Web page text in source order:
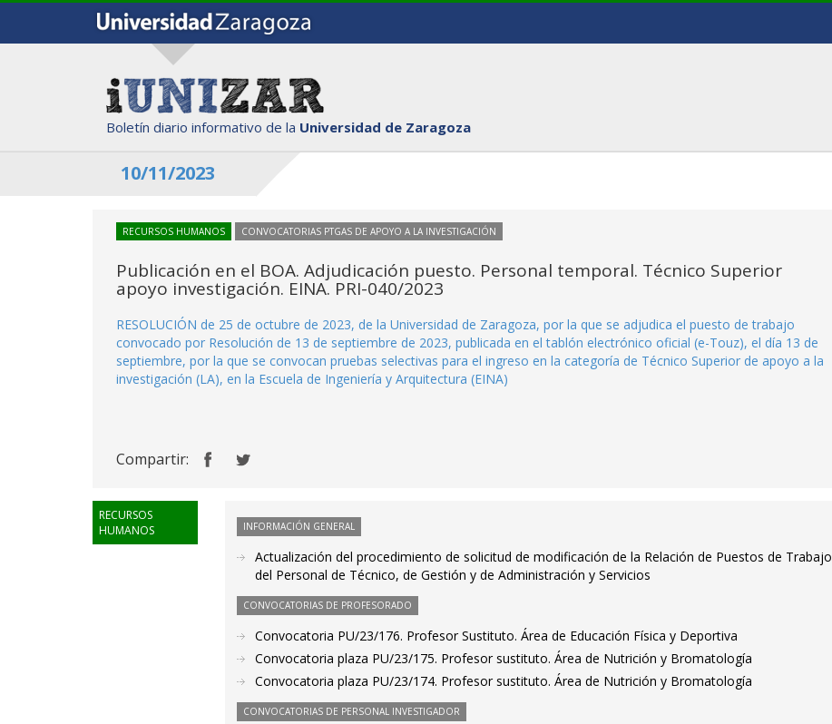
Boletín diario informativo de la Universidad de Zaragoza
10/11/2023
RECURSOS HUMANOS CONVOCATORIAS PTGAS DE APOYO A LA INVESTIGACIÓN
Publicación en el BOA. Adjudicación puesto. Personal temporal. Técnico Superior
apoyo investigación. EINA. PRI-040/2023
RESOLUCIÓN de 25 de octubre de 2023, de la Universidad de Zaragoza, por la que se adjudica el puesto de trabajo
convocado por Resolución de 13 de septiembre de 2023, publicada en el tablón electrónico oficial (e-Touz), el día 13 de
septiembre, por la que se convocan pruebas selectivas para el ingreso en la categoría de Técnico Superior de apoyo a la
investigación (LA), en la Escuela de Ingeniería y Arquitectura (EINA)
Compartir:
RECURSOS
HUMANOS
INFORMACIÓN GENERAL
Actualización del procedimiento de solicitud de modificación de la Relación de Puestos de Trabajo
del Personal de Técnico, de Gestión y de Administración y Servicios
CONVOCATORIAS DE PROFESORADO
Convocatoria PU/23/176. Profesor Sustituto. Área de Educación Física y Deportiva
Convocatoria plaza PU/23/175. Profesor sustituto. Área de Nutrición y Bromatología
Convocatoria plaza PU/23/174. Profesor sustituto. Área de Nutrición y Bromatología
CONVOCATORIAS DE PERSONAL INVESTIGADOR